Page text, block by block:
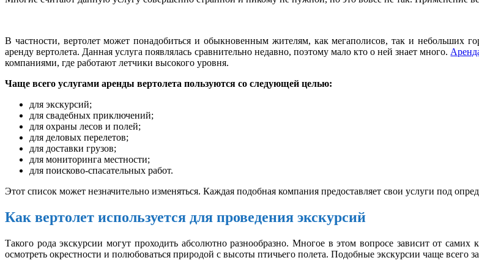
В частности, вертолет может понадобиться и обыкновенным жителям, как мегаполисов, так и небольших
аренду вертолета. Данная услуга появлялась сравнительно недавно, поэтому мало кто о ней знает много.
компаниями, где работают летчики высокого уровня.
Чаще всего услугами аренды вертолета пользуются со следующей целью:
для экскурсий;
для свадебных приключений;
для охраны лесов и полей;
для деловых перелетов;
для доставки грузов;
для мониторинга местности;
для поисково-спасательных работ.
Этот список может незначительно изменяться. Каждая подобная компания предоставляет свои услуги под
Как вертолет используется для проведения экскурсий
Такого рода экскурсии могут проходить абсолютно разнообразно. Многое в этом вопросе зависит от
осмотреть окрестности и полюбоваться природой с высоты птичьего полета. Подобные экскурсии чаще всего